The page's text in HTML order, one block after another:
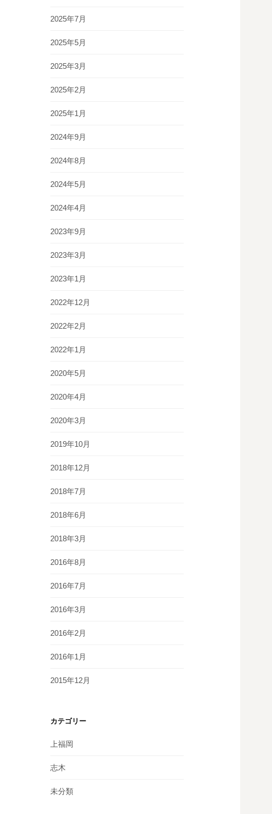
2025年7月
2025年5月
2025年3月
2025年2月
2025年1月
2024年9月
2024年8月
2024年5月
2024年4月
2023年9月
2023年3月
2023年1月
2022年12月
2022年2月
2022年1月
2020年5月
2020年4月
2020年3月
2019年10月
2018年12月
2018年7月
2018年6月
2018年3月
2016年8月
2016年7月
2016年3月
2016年2月
2016年1月
2015年12月
カテゴリー
上福岡
志木
未分類